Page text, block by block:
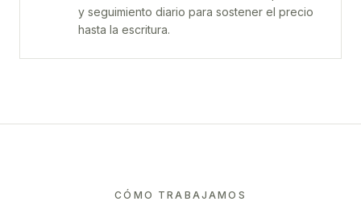
y seguimiento diario para sostener el precio
hasta la escritura.
CÓMO TRABAJAMOS